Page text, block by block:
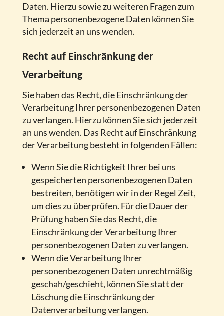
Daten. Hierzu sowie zu weiteren Fragen zum
Thema personenbezogene Daten können Sie
sich jederzeit an uns wenden.
Recht auf Einschränkung der
Verarbeitung
Sie haben das Recht, die Einschränkung der
Verarbeitung Ihrer personenbezogenen Daten
zu verlangen. Hierzu können Sie sich jederzeit
an uns wenden. Das Recht auf Einschränkung
der Verarbeitung besteht in folgenden Fällen:
Wenn Sie die Richtigkeit Ihrer bei uns
gespeicherten personenbezogenen Daten
bestreiten, benötigen wir in der Regel Zeit,
um dies zu überprüfen. Für die Dauer der
Prüfung haben Sie das Recht, die
Einschränkung der Verarbeitung Ihrer
personenbezogenen Daten zu verlangen.
Wenn die Verarbeitung Ihrer
personenbezogenen Daten unrechtmäßig
geschah/geschieht, können Sie statt der
Löschung die Einschränkung der
Datenverarbeitung verlangen.